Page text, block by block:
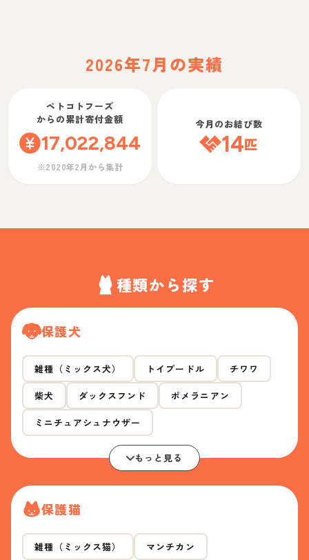
2026年7月の実績
ペトコトフーズ
からの累計寄付金額
17,022,844
※2020年2月から集計
今月のお結び数
14匹
種類から探す
保護犬
雑種（ミックス犬） トイプードル チワワ
柴犬 ダックスフンド ポメラニアン
ミニチュアシュナウザー
もっと見る
保護猫
雑種（ミックス猫） マンチカン